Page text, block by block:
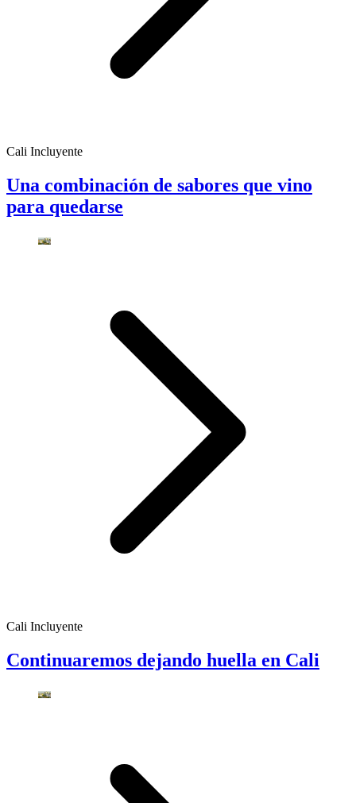
Cali Incluyente
Una combinación de sabores que vino
para quedarse
Cali Incluyente
Continuaremos dejando huella en Cali